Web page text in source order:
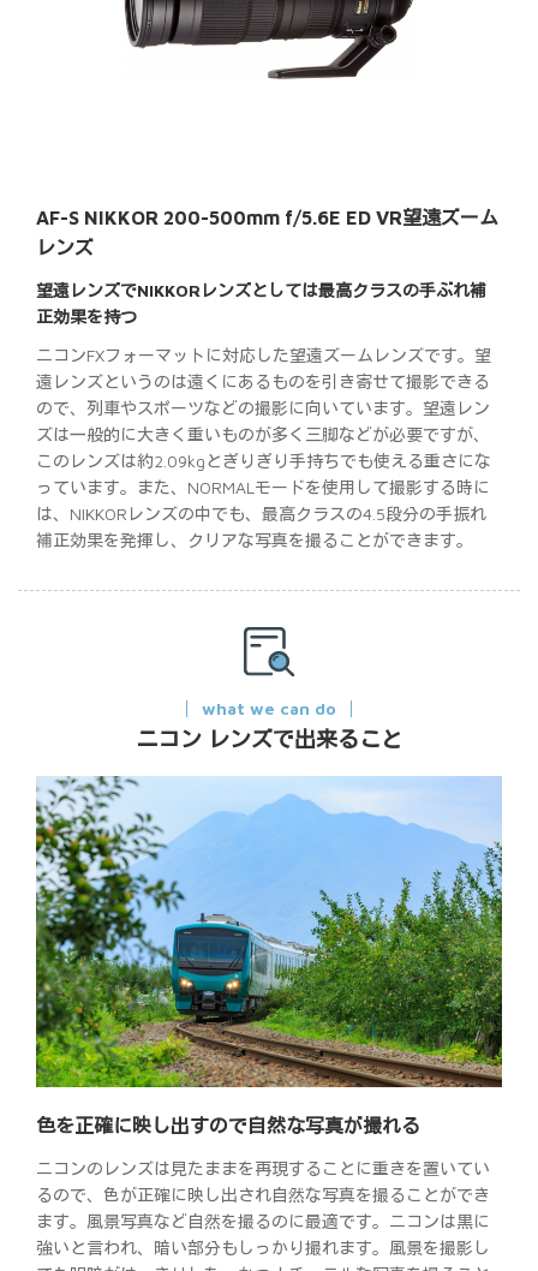
AF-S NIKKOR 200-500mm f/5.6E ED VR望遠ズーム
レンズ
望遠レンズでNIKKORレンズとしては最高クラスの手ぶれ補
正効果を持つ
ニコンFXフォーマットに対応した望遠ズームレンズです。望
遠レンズというのは遠くにあるものを引き寄せて撮影できる
ので、列車やスポーツなどの撮影に向いています。望遠レン
ズは一般的に大きく重いものが多く三脚などが必要ですが、
このレンズは約2.09kgとぎりぎり手持ちでも使える重さにな
っています。また、NORMALモードを使用して撮影する時に
は、NIKKORレンズの中でも、最高クラスの4.5段分の手振れ
補正効果を発揮し、クリアな写真を撮ることができます。
what we can do
ニコン レンズで出来ること
色を正確に映し出すので自然な写真が撮れる
ニコンのレンズは見たままを再現することに重きを置いてい
るので、色が正確に映し出され自然な写真を撮ることができ
ます。風景写真など自然を撮るのに最適です。ニコンは黒に
強いと言われ、暗い部分もしっかり撮れます。風景を撮影し